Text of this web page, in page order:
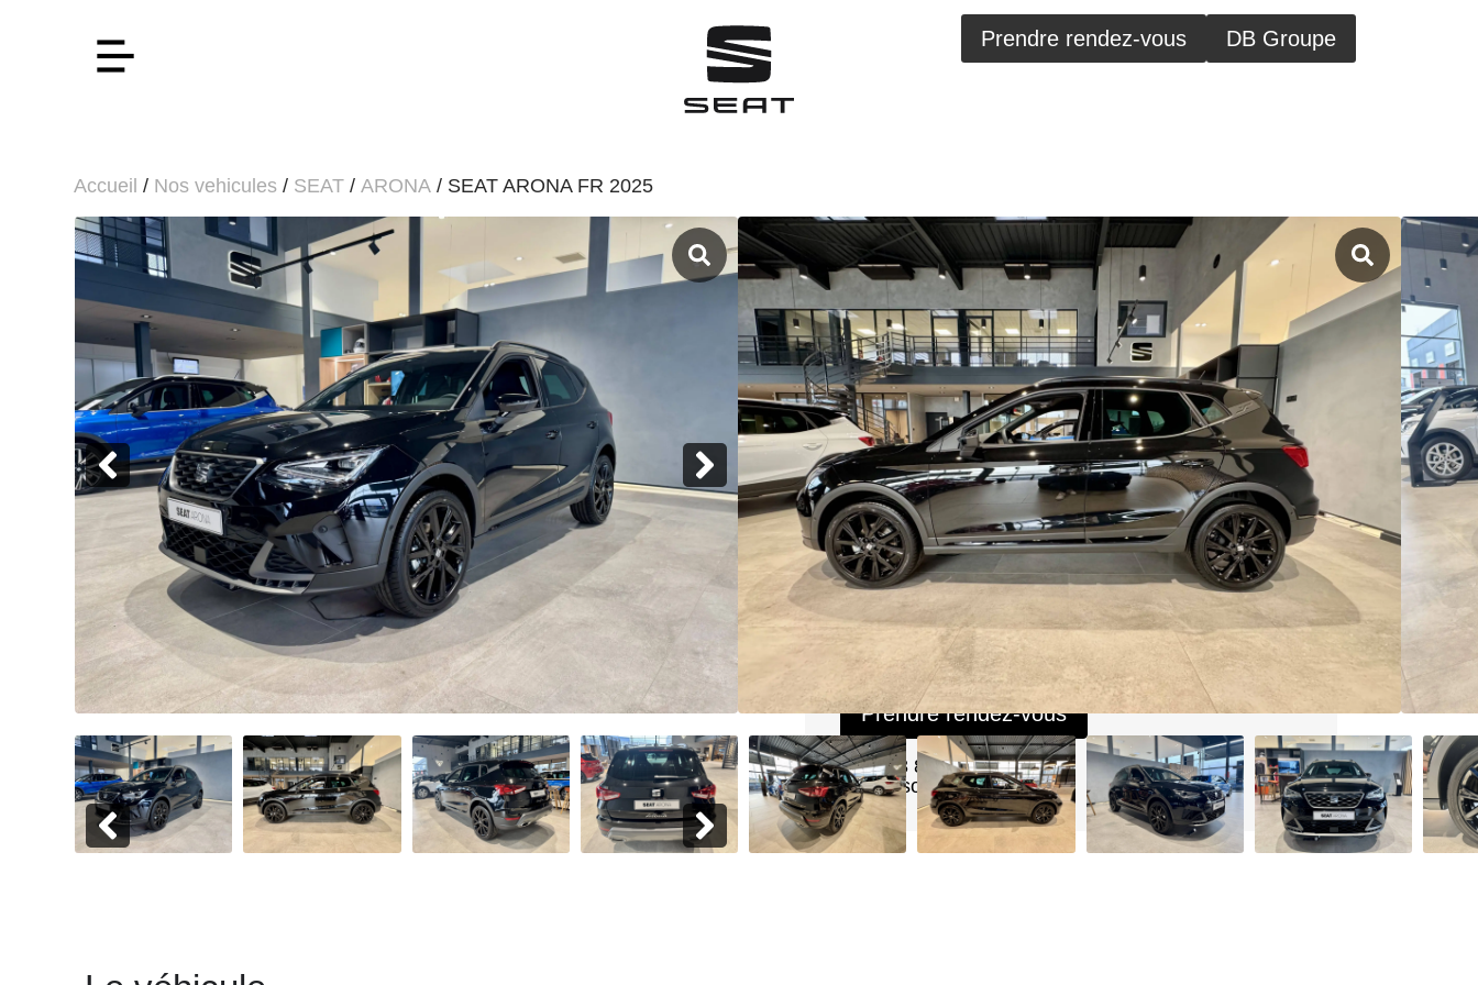
Prendre rendez-vous DB Groupe
Accueil / Nos vehicules / SEAT /ARONA / SEAT ARONA FR 2025
Disponible chez SEAT DIJON - 51 Rue de Longvic, 21300
Chenôve
SEAT ARONA FR 2025
Arona 1.0 TSI 95 ch Start/Stop BVM52025
Neuf
26 040,00€
Kilométrage : 20km
Boîte : Manuelle
Énergie : Essence
Vous êtes intéressé(e) ?
Faites-nous une demande pour être contacté dans
les plus brefs délais.
Prendre rendez-vous
Tél :03 80 54 35 54
Mail :jsoares@dbauto.fr